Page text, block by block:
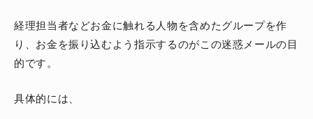
経理担当者などお金に触れる人物を含めたグループを作
り、お金を振り込むよう指示するのがこの迷惑メールの目
的です。
具体的には、